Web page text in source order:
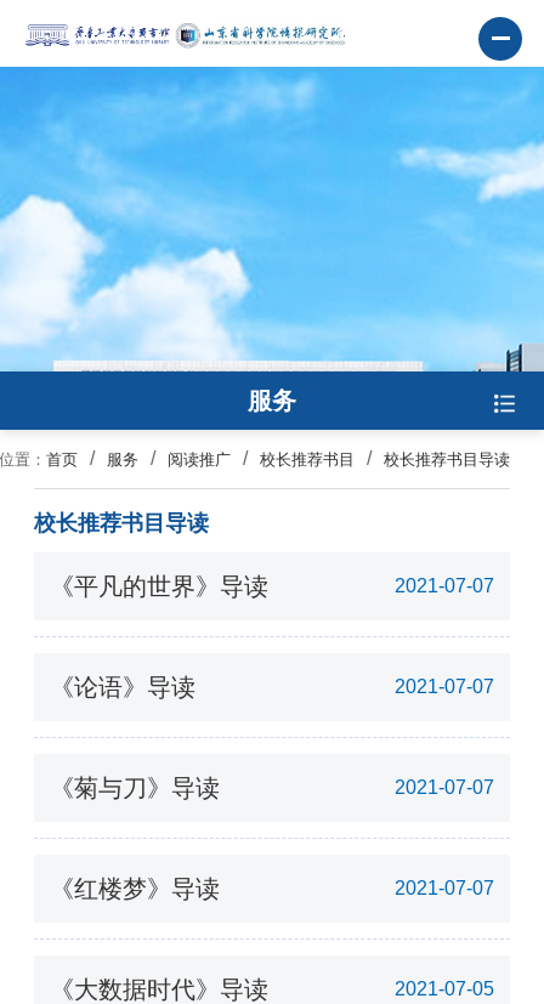
服务
置：首页 服务 阅读推广 校长推荐书目 校长推荐书目导读
校长推荐书目导读
2021-07-07
《平凡的世界》导读
2021-07-07
《论语》导读
2021-07-07
《菊与刀》导读
2021-07-07
《红楼梦》导读
2021-07-05
《大数据时代》导读